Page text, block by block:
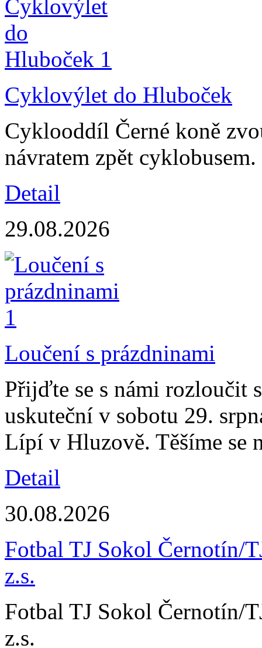
Cyklovýlet do Hluboček
Cyklooddíl Černé koně
návratem zpět cyklobusem.
Detail
29.08.2026
Loučení s prázdninami
Přijďte se s námi rozloučit
uskuteční v sobotu 29.
Lípí v Hluzově. Těšíme se
Detail
30.08.2026
Fotbal TJ Sokol Černotín/
z.s.
Fotbal TJ Sokol Černotín/
z.s.